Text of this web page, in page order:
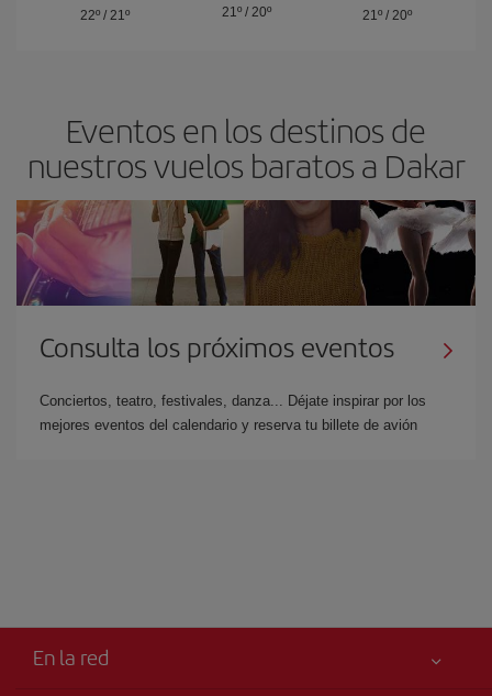
22º/ 21º
21º/ 20º
21º /20º
Eventos en los destinos de
nuestros vuelos baratos a Dakar
Consulta los próximos eventos
Conciertos, teatro, festivales, danza... Déjate inspirar por los
mejores eventos del calendario y reserva tu billete de avión
En la red